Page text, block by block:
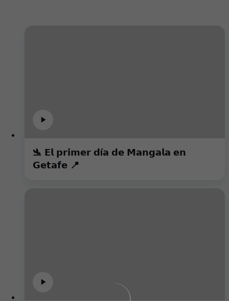
🛬 𝗘𝗹 𝗽𝗿𝗶𝗺𝗲𝗿 𝗱í𝗮 𝗱𝗲 𝗠𝗮𝗻𝗴𝗮𝗹𝗮 𝗲𝗻
𝗚𝗲𝘁𝗮𝗳𝗲 📍